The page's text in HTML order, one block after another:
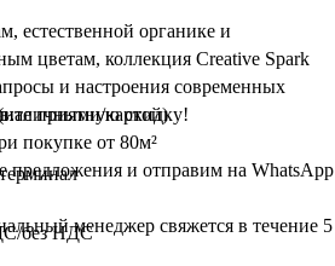
естественной органике и
цветам, коллекция Creative Spark
и настроения современных
картой)
без НДС
приятнуюскидку!
покупке от 80м²
предложения и отправим на WhatsApp
менеджер свяжется в течение 5